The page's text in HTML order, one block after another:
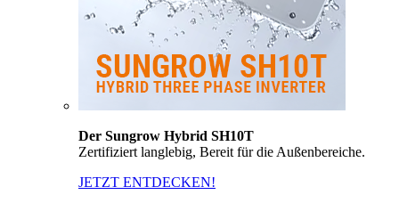
Der Sungrow Hybrid SH10T
Zertifiziert langlebig, Bereit für die Außenbereiche.
JETZT ENTDECKEN!